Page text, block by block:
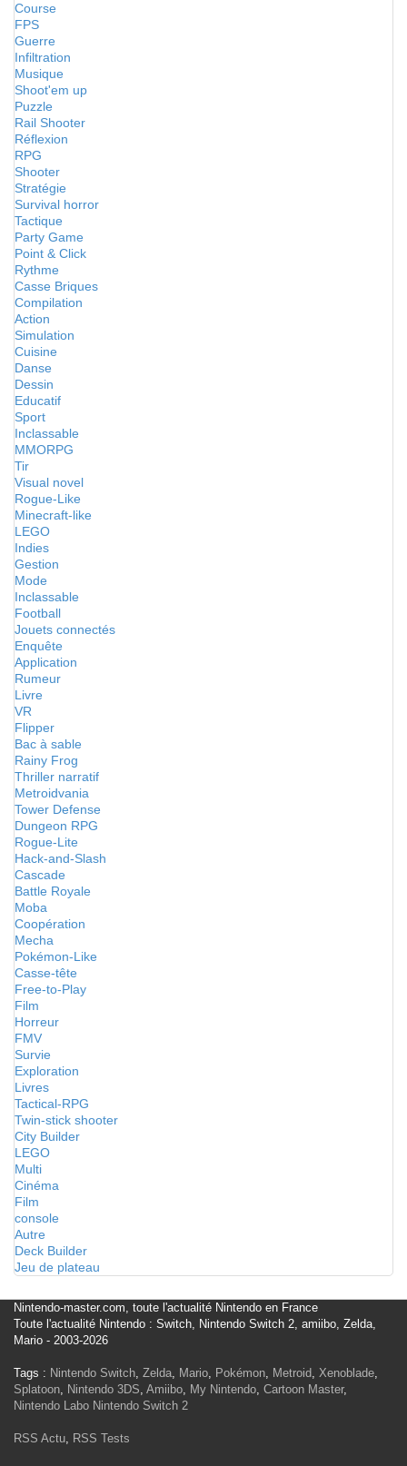
Course
FPS
Guerre
Infiltration
Musique
Shoot'em up
Puzzle
Rail Shooter
Réflexion
RPG
Shooter
Stratégie
Survival horror
Tactique
Party Game
Point & Click
Rythme
Casse Briques
Compilation
Action
Simulation
Cuisine
Danse
Dessin
Educatif
Sport
Inclassable
MMORPG
Tir
Visual novel
Rogue-Like
Minecraft-like
LEGO
Indies
Gestion
Mode
Inclassable
Football
Jouets connectés
Enquête
Application
Rumeur
Livre
VR
Flipper
Bac à sable
Rainy Frog
Thriller narratif
Metroidvania
Tower Defense
Dungeon RPG
Rogue-Lite
Hack-and-Slash
Cascade
Battle Royale
Moba
Coopération
Mecha
Pokémon-Like
Casse-tête
Free-to-Play
Film
Horreur
FMV
Survie
Exploration
Livres
Tactical-RPG
Twin-stick shooter
City Builder
LEGO
Multi
Cinéma
Film
console
Autre
Deck Builder
Jeu de plateau
Nintendo-master.com, toute l'actualité Nintendo en France
Toute l'actualité Nintendo : Switch, Nintendo Switch 2, amiibo, Zelda,
Mario - 2003-2026
Tags : Nintendo Switch, Zelda, Mario, Pokémon, Metroid, Xenoblade,
Splatoon, Nintendo 3DS, Amiibo, My Nintendo, Cartoon Master,
Nintendo Labo Nintendo Switch 2
RSS Actu, RSS Tests